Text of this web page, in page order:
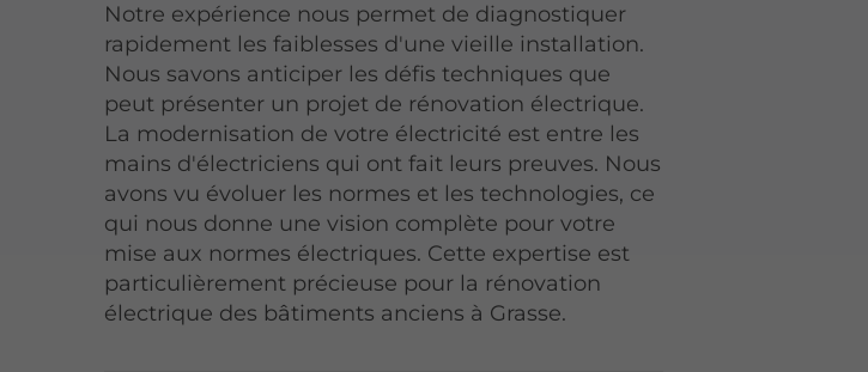
Notre expérience nous permet de diagnostiquer
rapidement les faiblesses d'une vieille installation.
Nous savons anticiper les défis techniques que
peut présenter un projet de rénovation électrique.
La modernisation de votre électricité est entre les
mains d'électriciens qui ont fait leurs preuves. Nous
avons vu évoluer les normes et les technologies, ce
qui nous donne une vision complète pour votre
mise aux normes électriques. Cette expertise est
particulièrement précieuse pour la rénovation
électrique des bâtiments anciens à Grasse.